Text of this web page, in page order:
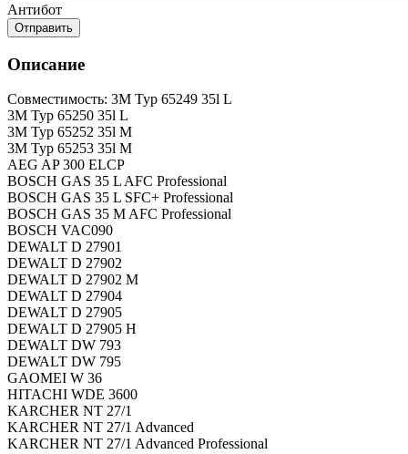
Антибот
Отправить
Описание
Совместимость: 3M Typ 65249 35l L
3M Typ 65250 35l L
3M Typ 65252 35l M
3M Typ 65253 35l M
AEG AP 300 ELCP
BOSCH GAS 35 L AFC Professional
BOSCH GAS 35 L SFC+ Professional
BOSCH GAS 35 M AFC Professional
BOSCH VAC090
DEWALT D 27901
DEWALT D 27902
DEWALT D 27902 M
DEWALT D 27904
DEWALT D 27905
DEWALT D 27905 H
DEWALT DW 793
DEWALT DW 795
GAOMEI W 36
HITACHI WDE 3600
KARCHER NT 27/1
KARCHER NT 27/1 Advanced
KARCHER NT 27/1 Advanced Professional